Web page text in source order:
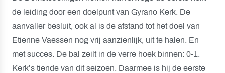
de leiding door een doelpunt van Gyrano Kerk. De
aanvaller besluit, ook al is de afstand tot het doel van
Etienne Vaessen nog vrij aanzienlijk, uit te halen. En
met succes. De bal zeilt in de verre hoek binnen: 0-1.
Kerk’s tiende van dit seizoen. Daarmee is hij de eerste